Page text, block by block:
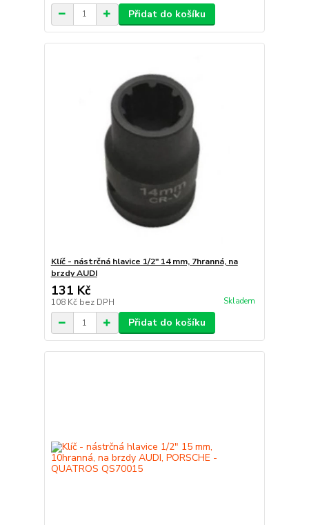
Přidat do košíku
Klíč - nástrčná hlavice 1/2" 14 mm, 7hranná, na
brzdy AUDI
131 Kč
108 Kč bez DPH Skladem
Přidat do košíku